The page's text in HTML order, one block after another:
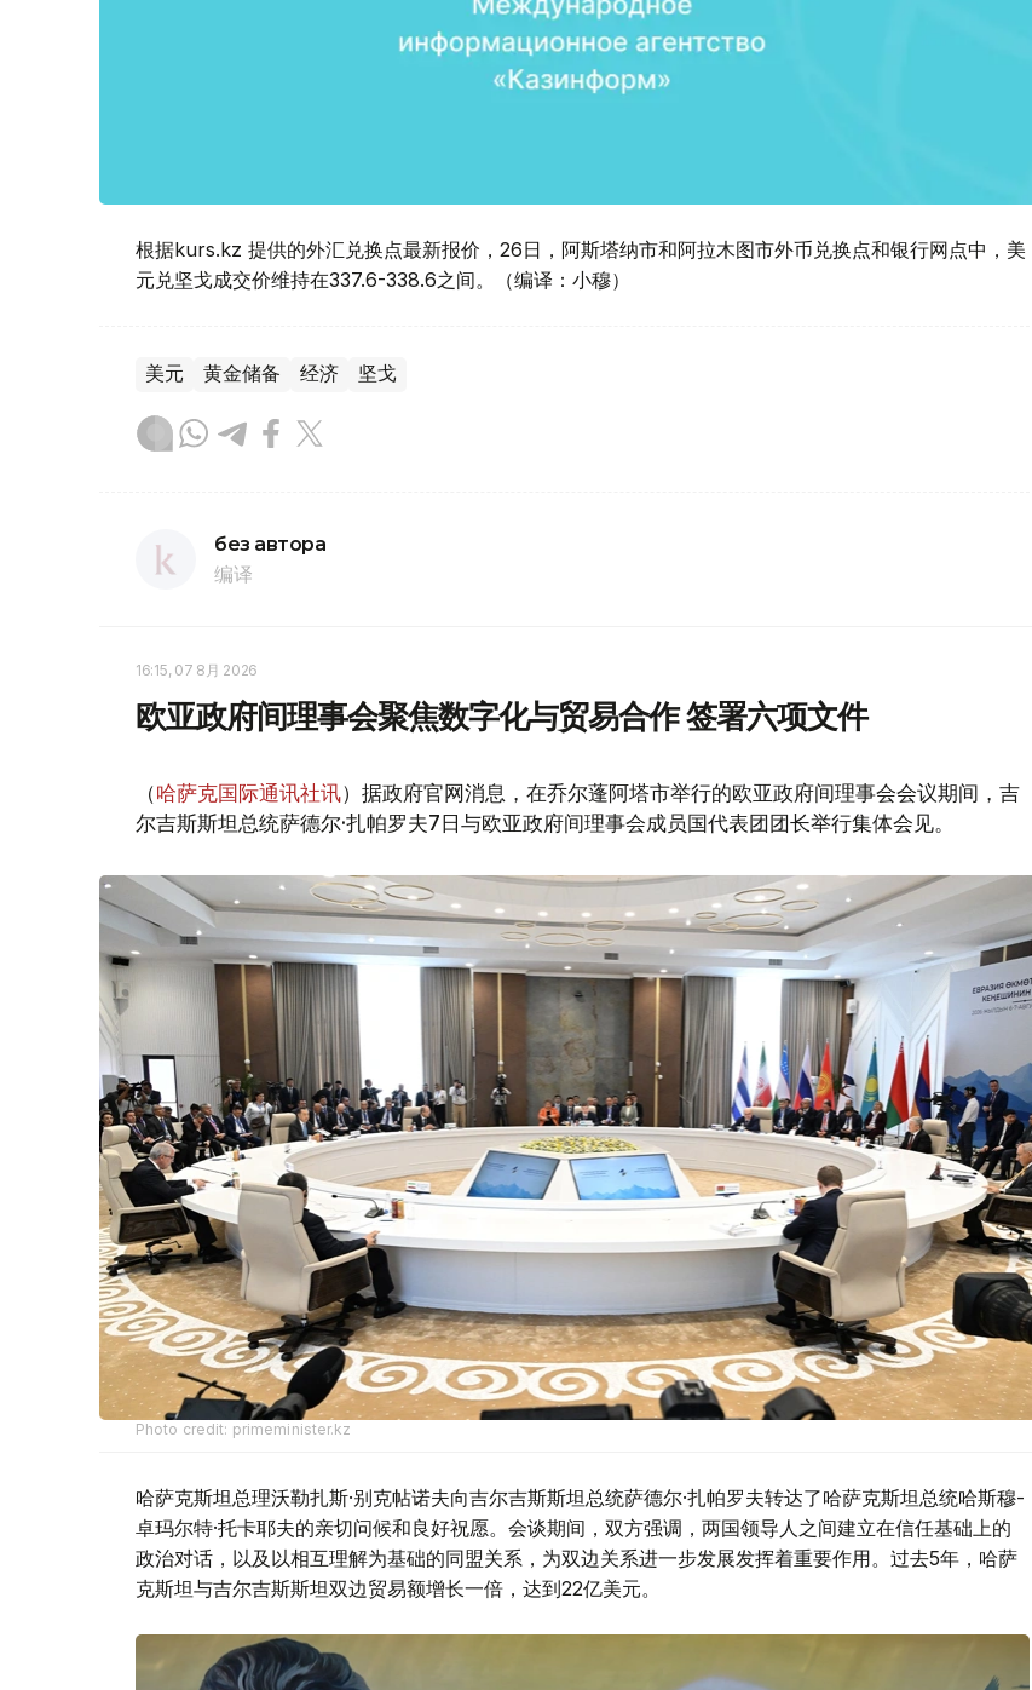
根据kurs.kz 提供的外汇兑换点最新报价，26日，阿斯塔纳市和阿拉木图市外币兑换点和银行网点中，美
元兑坚戈成交价维持在337.6-338.6之间。（编译：小穆）
美元 黄金储备 经济 坚戈
без автора
编译
16:15, 07 8月 2026
欧亚政府间理事会聚焦数字化与贸易合作 签署六项文件
（哈萨克国际通讯社讯）据政府官网消息，在乔尔蓬阿塔市举行的欧亚政府间理事会会议期间，吉
尔吉斯斯坦总统萨德尔·扎帕罗夫7日与欧亚政府间理事会成员国代表团团长举行集体会见。
Photo credit: primeminister.kz
哈萨克斯坦总理沃勒扎斯·别克帖诺夫向吉尔吉斯斯坦总统萨德尔·扎帕罗夫转达了哈萨克斯坦总统哈斯穆-
卓玛尔特·托卡耶夫的亲切问候和良好祝愿。会谈期间，双方强调，两国领导人之间建立在信任基础上的
政治对话，以及以相互理解为基础的同盟关系，为双边关系进一步发展发挥着重要作用。过去5年，哈萨
克斯坦与吉尔吉斯斯坦双边贸易额增长一倍，达到22亿美元。